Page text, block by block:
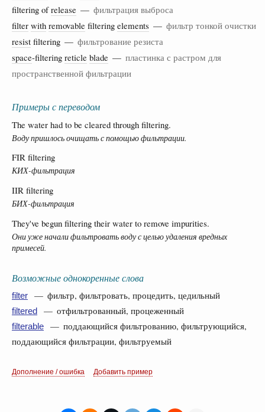
filtering ofrelease — фильтрация выброса
filter with removable filtering elements — фильтр тонкой очистки
resist filtering — фильтрование резиста
space-filtering reticle blade — пластинка с растром для
пространственной фильтрации
Примеры с переводом
The water had to be cleared through filtering.
Воду пришлось очищать с помощью фильтрации.
FIR filtering
КИХ-фильтрация
IIR filtering
БИХ-фильтрация
They've begun filtering their water to remove impurities.
Они уже начали фильтровать воду с целью удаления вредных
примесей.
Возможные однокоренные слова
filter — фильтр, фильтровать, процедить, цедильный
filtered — отфильтрованный, процеженный
filterable
— поддающийся фильтрованию, фильтрующийся,
поддающийся фильтрации, фильтруемый
Дополнение / ошибка Добавить пример